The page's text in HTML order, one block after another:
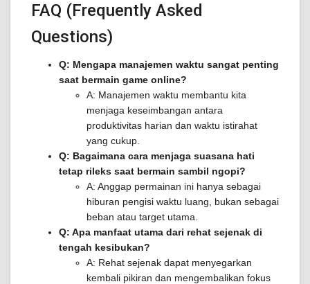
FAQ (Frequently Asked
Questions)
Q: Mengapa manajemen waktu sangat penting
saat bermain game online?
A: Manajemen waktu membantu kita
menjaga keseimbangan antara
produktivitas harian dan waktu istirahat
yang cukup.
Q: Bagaimana cara menjaga suasana hati
tetap rileks saat bermain sambil ngopi?
A: Anggap permainan ini hanya sebagai
hiburan pengisi waktu luang, bukan sebagai
beban atau target utama.
Q: Apa manfaat utama dari rehat sejenak di
tengah kesibukan?
A: Rehat sejenak dapat menyegarkan
kembali pikiran dan mengembalikan fokus